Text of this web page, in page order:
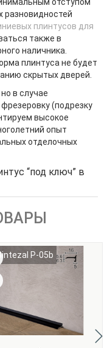
отступом
разновидностей
плинтусов для
также в
наличника.
плинтуса не будет
скрытых дверей.
в случае
(подрезку
высокое
опыт
отделочных
“под ключ” в
Sintezal P-05b